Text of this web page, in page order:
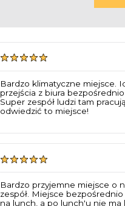
Bardzo klimatyczne miejsce.
przejścia z biura
Super zespół ludzi tam
odwiedzić to miejsce!
Bardzo przyjemne miejsce o
zespół. Miejsce
na lunch, a po lunch'u nie